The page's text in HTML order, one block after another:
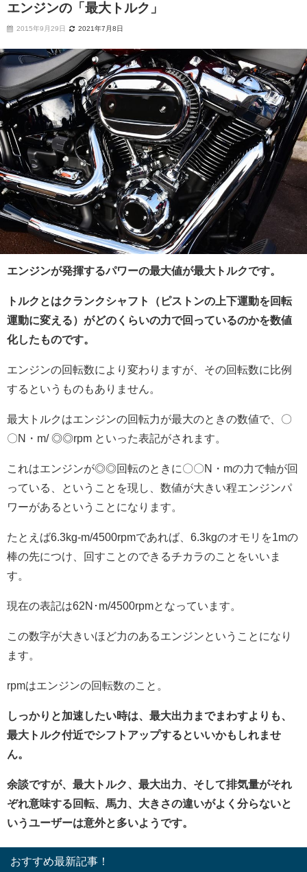
エンジンの「最大トルク」
2015年9月29日 2021年7月8日
エンジンが発揮するパワーの最大値が最大トルクです。
トルクとはクランクシャフト（ピストンの上下運動を回転
運動に変える）がどのくらいの力で回っているのかを数値
化したものです。
エンジンの回転数により変わりますが、その回転数に比例
するというものもありません。
最大トルクはエンジンの回転力が最大のときの数値で、〇
〇N・m/ ◎◎rpm といった表記がされます。
これはエンジンが◎◎回転のときに〇〇N・mの力で軸が回
っている、ということを現し、数値が大きい程エンジンパ
ワーがあるということになります。
たとえば6.3kg-m/4500rpmであれば、6.3kgのオモリを1mの
棒の先につけ、回すことのできるチカラのことをいいま
す。
現在の表記は62N･m/4500rpmとなっています。
この数字が大きいほど力のあるエンジンということになり
ます。
rpmはエンジンの回転数のこと。
しっかりと加速したい時は、最大出力までまわすよりも、
最大トルク付近でシフトアップするといいかもしれませ
ん。
余談ですが、最大トルク、最大出力、そして排気量がそれ
ぞれ意味する回転、馬力、大きさの違いがよく分らないと
いうユーザーは意外と多いようです。
おすすめ最新記事！